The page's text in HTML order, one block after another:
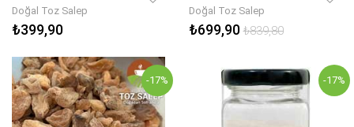
Doğal Toz Salep
₺399,90
Doğal Toz Salep
₺699,90₺839,80
-17% -17%